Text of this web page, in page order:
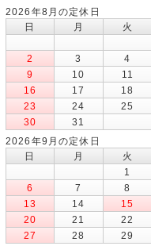
2026年8月の定休日
日
月 火
2
3 4
9
10 11
16
17 18
23
24 25
30
31
2026年9月の定休日
日
月 火
1
6
7 8
13
14 15
20
21 22
27
28 29